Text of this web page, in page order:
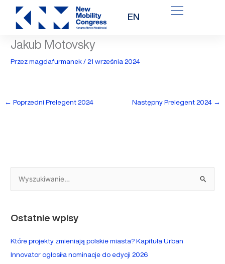
Przejdź
treści
EN
Jakub Motovsky
Przezmagdafurmanek/21 września 2024
← Poprzedni Prelegent 2024 Następny Prelegent 2024 →
z
k
Ostatnie wpisy
Które projekty zmieniają polskie miasta? Kapituła Urban
Innovator ogłosiła nominacje do edycji 2026